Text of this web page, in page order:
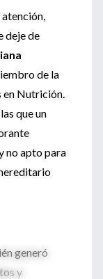
atención,
deje de
de la
en Nutrición.
que un
no apto para
generó
y